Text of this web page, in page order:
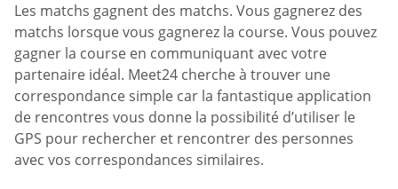
Les matchs gagnent des matchs. Vous gagnerez des
matchs lorsque vous gagnerez la course. Vous pouvez
gagner la course en communiquant avec votre
partenaire idéal. Meet24 cherche à trouver une
correspondance simple car la fantastique application
de rencontres vous donne la possibilité d’utiliser le
GPS pour rechercher et rencontrer des personnes
avec vos correspondances similaires.